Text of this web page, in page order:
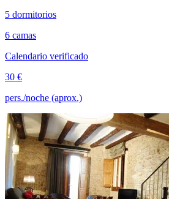
5 dormitorios
6 camas
Calendario verificado
30 €
pers./noche (aprox.)